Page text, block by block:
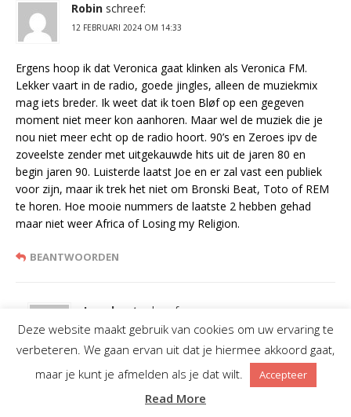
Robin schreef:
12 FEBRUARI 2024 OM 14:33
Ergens hoop ik dat Veronica gaat klinken als Veronica FM.
Lekker vaart in de radio, goede jingles, alleen de muziekmix
mag iets breder. Ik weet dat ik toen Bløf op een gegeven
moment niet meer kon aanhoren. Maar wel de muziek die je
nou niet meer echt op de radio hoort. 90’s en Zeroes ipv de
zoveelste zender met uitgekauwde hits uit de jaren 80 en
begin jaren 90. Luisterde laatst Joe en er zal vast een publiek
voor zijn, maar ik trek het niet om Bronski Beat, Toto of REM
te horen. Hoe mooie nummers de laatste 2 hebben gehad
maar niet weer Africa of Losing my Religion.
BEANTWOORDEN
Jaap boot schreef:
12 FEBRUARI 2024 OM 15:14
Joe scoort er wel mee met 4 procent marktaandeel dus
blijkbaar word deze muziek keuze erg gewaardeerd door de
Deze website maakt gebruik van cookies om uw ervaring te
verbeteren. We gaan ervan uit dat je hiermee akkoord gaat,
maar je kunt je afmelden als je dat wilt.
Accepteer
Read More